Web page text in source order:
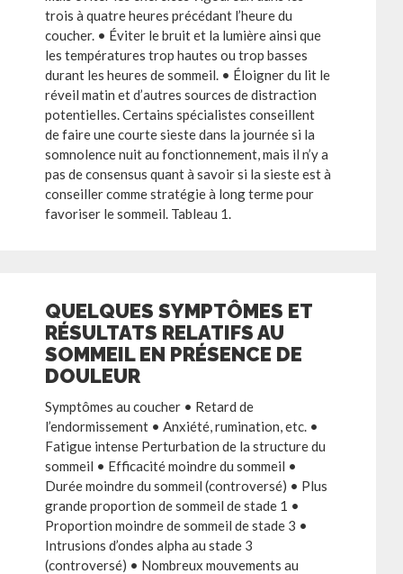
trois à quatre heures précédant l’heure du
coucher. • Éviter le bruit et la lumière ainsi que
les températures trop hautes ou trop basses
durant les heures de sommeil. • Éloigner du lit le
réveil matin et d’autres sources de distraction
potentielles. Certains spécialistes conseillent
de faire une courte sieste dans la journée si la
somnolence nuit au fonctionnement, mais il n’y a
pas de consensus quant à savoir si la sieste est à
conseiller comme stratégie à long terme pour
favoriser le sommeil. Tableau 1.
QUELQUES SYMPTÔMES ET
RÉSULTATS RELATIFS AU
SOMMEIL EN PRÉSENCE DE
DOULEUR
Symptômes au coucher • Retard de
l’endormissement • Anxiété, rumination, etc. •
Fatigue intense Perturbation de la structure du
sommeil • Efficacité moindre du sommeil •
Durée moindre du sommeil (controversé) • Plus
grande proportion de sommeil de stade 1 •
Proportion moindre de sommeil de stade 3 •
Intrusions d’ondes alpha au stade 3
(controversé) • Nombreux mouvements au